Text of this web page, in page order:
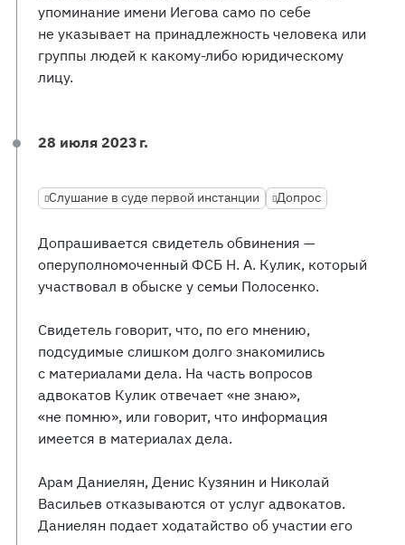
упоминание имени Иегова само по себе
не указывает на принадлежность человека или
группы людей к какому-либо юридическому
лицу.
28 июля 2023 г.
Слушание в суде первой инстанции Допрос
Допрашивается свидетель обвинения —
оперуполномоченный ФСБ Н. А. Кулик, который
участвовал в обыске у семьи Полосенко.
Свидетель говорит, что, по его мнению,
подсудимые слишком долго знакомились
с материалами дела. На часть вопросов
адвокатов Кулик отвечает «не знаю»,
«не помню», или говорит, что информация
имеется в материалах дела.
Арам Даниелян, Денис Кузянин и Николай
Васильев отказываются от услуг адвокатов.
Даниелян подает ходатайство об участии его